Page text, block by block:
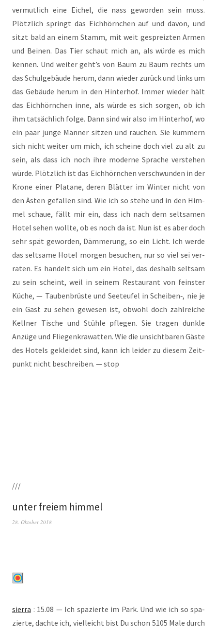
ver­mut­lich eine Eichel, die nass gewor­den sein muss.
Plötz­lich springt das Eich­hörn­chen auf und davon, und
sitzt bald an einem Stamm, mit weit gespreiz­ten Armen
und Bei­nen. Das Tier schaut mich an, als wür­de es mich
ken­nen. Und wei­ter geht’s von Baum zu Baum rechts um
das Schul­ge­bäu­de her­um, dann wie­der zurück und links um
das Gebäu­de her­um in den Hin­ter­hof. Immer wie­der hält
das Eich­hörn­chen inne, als wür­de es sich sor­gen, ob ich
ihm tat­säch­lich fol­ge. Dann sind wir also im Hin­ter­hof, wo
ein paar jun­ge Män­ner sit­zen und rau­chen. Sie küm­mern
sich nicht wei­ter um mich, ich schei­ne doch viel zu alt zu
sein, als dass ich noch ihre moder­ne Spra­che ver­ste­hen
wür­de. Plötz­lich ist das Eich­hörn­chen ver­schwun­den in der
Kro­ne einer Pla­ta­ne, deren Blät­ter im Win­ter nicht von
den Ästen gefal­len sind. Wie ich so ste­he und in den Him­
mel schaue, fällt mir ein, dass ich nach dem selt­sa­men
Hotel sehen woll­te, ob es noch da ist. Nun ist es aber doch
sehr spät gewor­den, Däm­me­rung, so ein Licht. Ich wer­de
das selt­sa­me Hotel mor­gen besu­chen, nur so viel sei ver­
ra­ten. Es han­delt sich um ein Hotel, das des­halb selt­sam
zu sein scheint, weil in sei­nem Restau­rant von feins­ter
Küche, — Tau­ben­brüs­te und See­teu­fel in Scheiben‑, nie je
ein Gast zu sehen gewe­sen ist, obwohl doch zahl­rei­che
Kell­ner Tische und Stüh­le pfle­gen. Sie tra­gen dunk­le
Anzü­ge und Flie­gen­kra­wat­ten. Wie die unsicht­ba­ren Gäs­te
des Hotels geklei­det sind, kann ich lei­der zu die­sem Zeit­
punkt nicht beschrei­ben. — stop
///
unter freiem himmel
28. Oktober 2018
sier­ra : 15.08 — Ich spa­zier­te im Park. Und wie ich so spa­
zier­te, dach­te ich, viel­leicht bist Du schon 5105 Male durch